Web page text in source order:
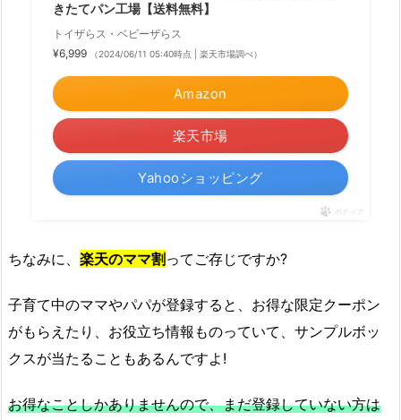
きたてパン工場【送料無料】
トイザらス・ベビーザらス
¥6,999
（2024/06/11 05:40時点 | 楽天市場調べ）
Amazon
楽天市場
Yahooショッピング
ポチップ
ちなみに、 楽天のママ割 ってご存じですか?
子育て中のママやパパが登録すると、お得な限定クーポン
がもらえたり、お役立ち情報ものっていて、サンプルボッ
クスが当たることもあるんですよ!
お得なことしかありませんので、まだ登録していない方は